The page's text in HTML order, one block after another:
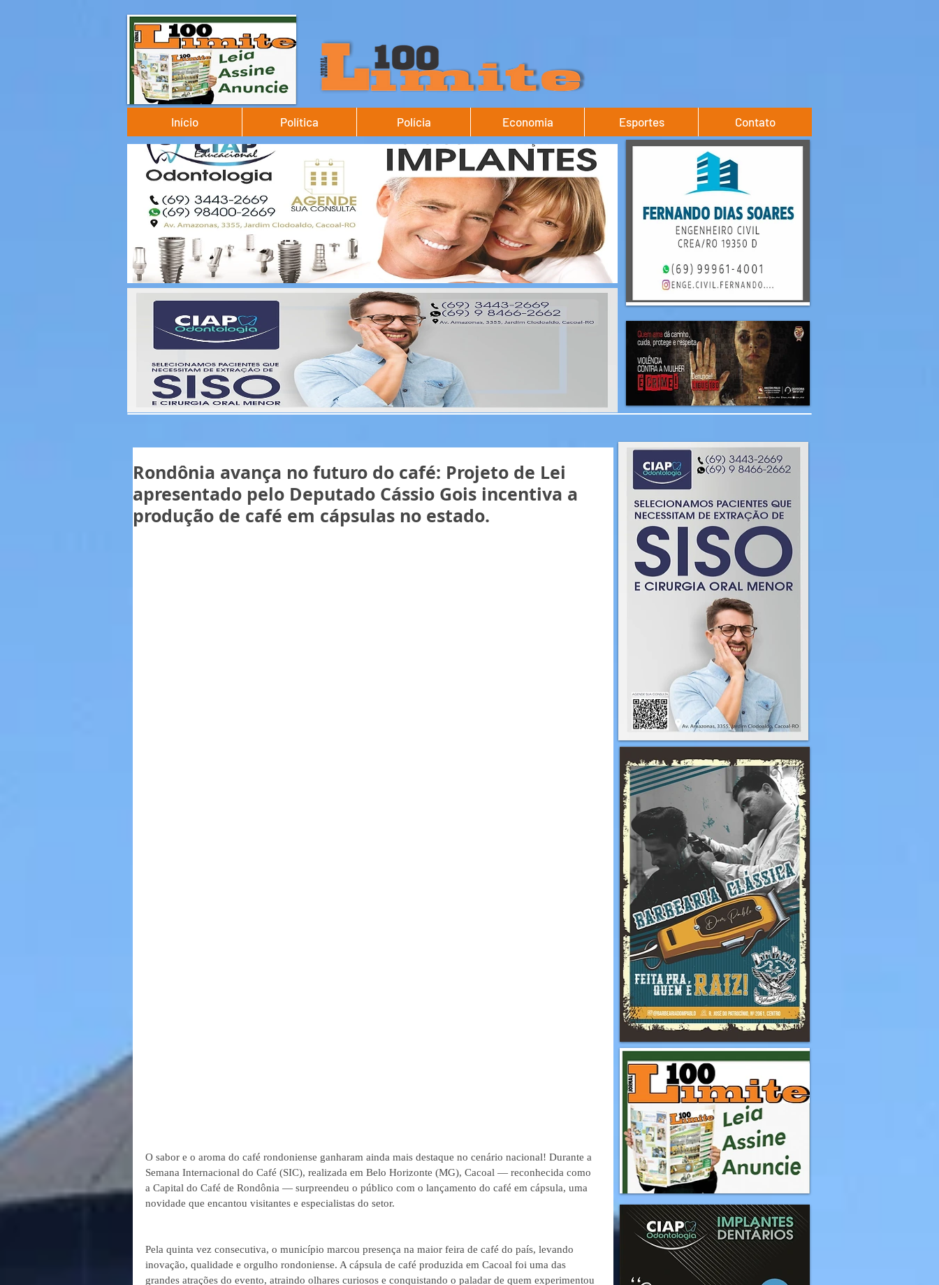
Início Política Polícia Economia Esportes Contato
Rondônia avança no futuro do café: Projeto de Lei
apresentado pelo Deputado Cássio Gois incentiva a
produção de café em cápsulas no estado.
O sabor e o aroma do café rondoniense ganharam ainda mais destaque no cenário nacional! Durante a
Semana Internacional do Café (SIC), realizada em Belo Horizonte (MG), Cacoal — reconhecida como
a Capital do Café de Rondônia — surpreendeu o público com o lançamento do café em cápsula, uma
novidade que encantou visitantes e especialistas do setor.
Pela quinta vez consecutiva, o município marcou presença na maior feira de café do país, levando
inovação, qualidade e orgulho rondoniense. A cápsula de café produzida em Cacoal foi uma das
grandes atrações do evento, atraindo olhares curiosos e conquistando o paladar de quem experimentou